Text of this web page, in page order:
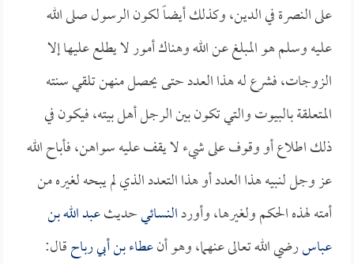
على النصرة في الدين، وكذلك أيضاً لكون الرسول صلى الله
عليه وسلم هو المبلغ عن الله وهناك أمور لا يطلع عليها إلا
الزوجات، فشرع له هذا العدد حتى يحصل منهن تلقي سنته
المتعلقة بالبيوت والتي تكون بين الرجل أهل بيته، فيكون في
ذلك اطلاع أو وقوف على شيء لا يقف عليه سواهن، فأباح الله
عز وجل لنبيه هذا العدد أو هذا التعدد الذي لم يبحه لغيره من
أمته لهذه الحكم ولغيرها، وأوردالنسائيحديثعبد الله بن
عباسرضي الله تعالى عنهما، وهو أنعطاء بن أبي رباحقال: